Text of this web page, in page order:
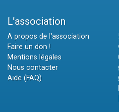
L'association
A propos de l'association
Faire un don !
Mentions légales
Nous contacter
Aide (FAQ)